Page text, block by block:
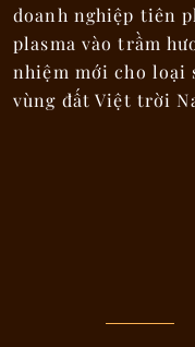
doanh nghiệp tiên
plasma vào trầm
nhiệm mới cho loại
vùng đất Việt trời